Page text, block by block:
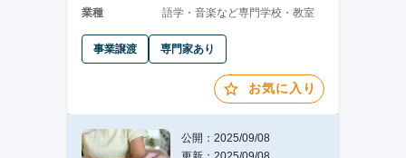
業種
語学・音楽など専門学校・教室
事業譲渡 専門家あり
お気に入り
公開：2025/09/08